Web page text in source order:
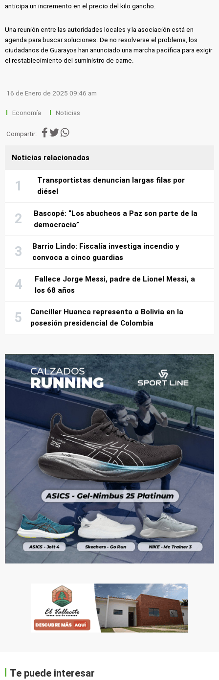
anticipa un incremento en el precio del kilo gancho.
Una reunión entre las autoridades locales y la asociación está en
agenda para buscar soluciones. De no resolverse el problema, los
ciudadanos de Guarayos han anunciado una marcha pacífica para exigir
el restablecimiento del suministro de carne.
16 de Enero de 2025 09:46 am
Economía Noticias
Compartir:
Noticias relacionadas
Transportistas denuncian largas filas por
diésel
Bascopé: “Los abucheos a Paz son parte de la
democracia”
Barrio Lindo: Fiscalía investiga incendio y
convoca a cinco guardias
Fallece Jorge Messi, padre de Lionel Messi, a
los 68 años
Canciller Huanca representa a Bolivia en la
posesión presidencial de Colombia
Te puede interesar